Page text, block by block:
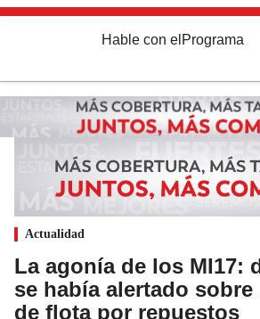
Hable con el Programa
Actualidad
La agonía de los MI17:
se había alertado
de flota por repuestos